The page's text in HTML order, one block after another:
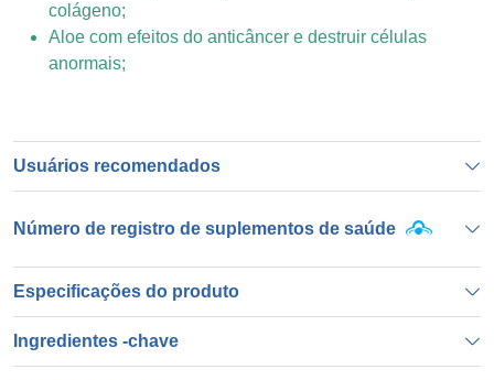
colágeno;
Aloe com efeitos do anticâncer e destruir células
anormais;
Usuários recomendados
Número de registro de suplementos de saúde
Especificações do produto
Ingredientes -chave